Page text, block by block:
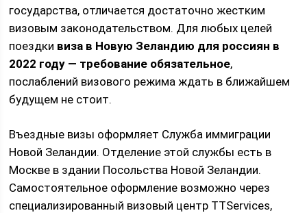
государства, отличается достаточно жестким
визовым законодательством. Для любых целей
поездки виза в Новую Зеландию для россиян в
2022 году — требование обязательное,
послаблений визового режима ждать в ближайшем
будущем не стоит.
Въездные визы оформляет Служба иммиграции
Новой Зеландии. Отделение этой службы есть в
Москве в здании Посольства Новой Зеландии.
Самостоятельное оформление возможно через
специализированный визовый центр TTServices,